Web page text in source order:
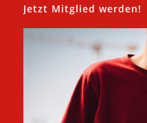
Jetzt Mitglied werden!